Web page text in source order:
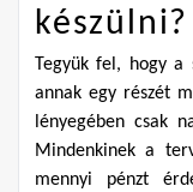
készülni?
Tegyük fel, hogy a
annak egy részét
lényegében csak
Mindenkinek a
mennyi pénzt